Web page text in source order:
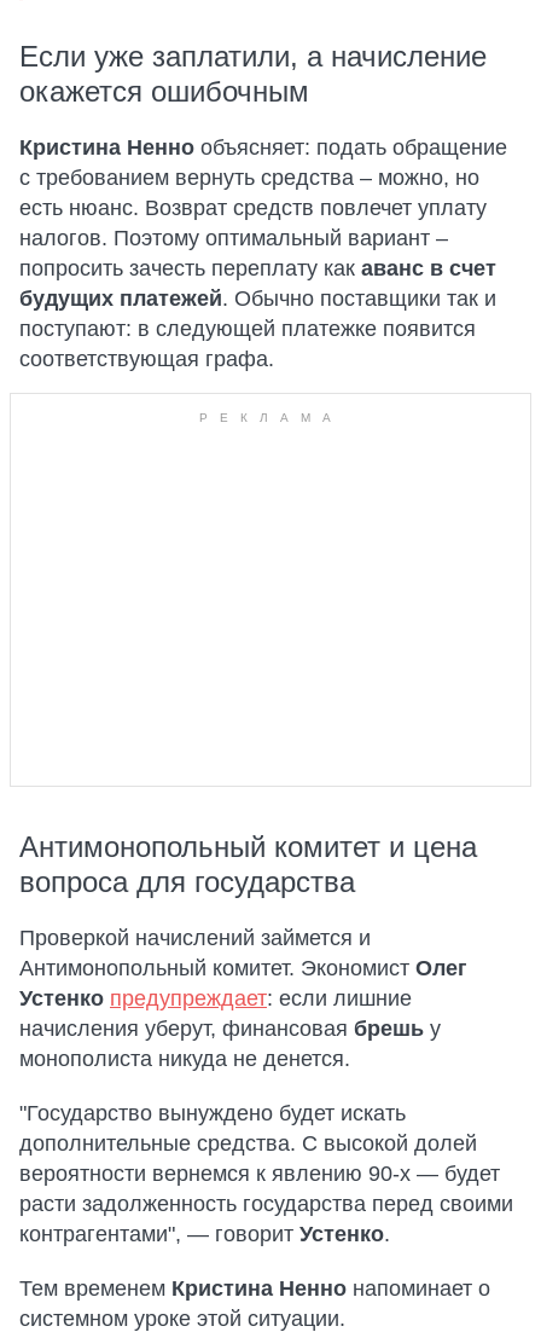
Если уже заплатили, а начисление
окажется ошибочным
Кристина Ненно объясняет: подать обращение
с требованием вернуть средства – можно, но
есть нюанс. Возврат средств повлечет уплату
налогов. Поэтому оптимальный вариант –
попросить зачесть переплату как аванс в счет
будущих платежей. Обычно поставщики так и
поступают: в следующей платежке появится
соответствующая графа.
Антимонопольный комитет и цена
вопроса для государства
Проверкой начислений займется и
Антимонопольный комитет. Экономист Олег
Устенко предупреждает: если лишние
начисления уберут, финансовая брешь у
монополиста никуда не денется.
"Государство вынуждено будет искать
дополнительные средства. С высокой долей
вероятности вернемся к явлению 90-х — будет
расти задолженность государства перед своими
контрагентами", — говорит Устенко.
Тем временем Кристина Ненно напоминает о
системном уроке этой ситуации.